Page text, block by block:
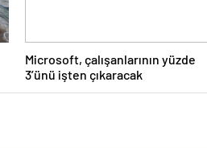
Microsoft, çalışanlarının yüzde
3’ünü işten çıkaracak